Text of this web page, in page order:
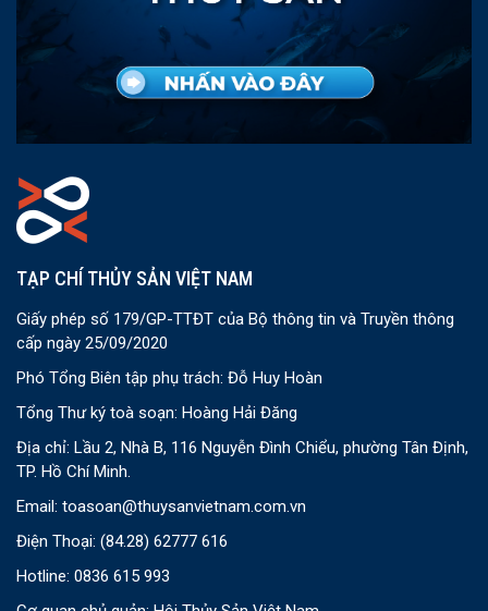
TẠP CHÍ THỦY SẢN VIỆT NAM
Giấy phép số 179/GP-TTĐT của Bộ thông tin và Truyền thông
cấp ngày 25/09/2020
Phó Tổng Biên tập phụ trách: Đỗ Huy Hoàn
Tổng Thư ký toà soạn: Hoàng Hải Đăng
Địa chỉ: Lầu 2, Nhà B, 116 Nguyễn Đình Chiểu, phường Tân Định,
TP. Hồ Chí Minh.
Email: toasoan@thuysanvietnam.com.vn
Điện Thoại: (84.28) 62777 616
Hotline: 0836 615 993